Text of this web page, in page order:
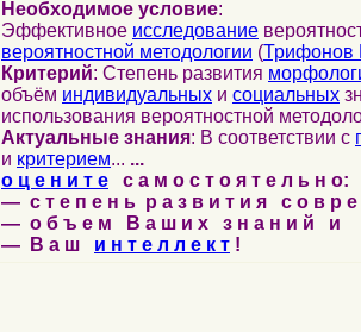
Необходимое условие:
Эффективное исследование
вероятностной методологии (Трифонов
Критерий: Степень развития
объём индивидуальных и социальных
использования вероятностной
Актуальные знания: В соответствии с
и критерием... ...
о ц е н и т е с а м о с т о я т е л ь н о:
— с т е п е н ь р а з в и т и я с о в р
— о б ъ е м В а ш и х з н а н и й и
— В а ш и н т е л л е к т !